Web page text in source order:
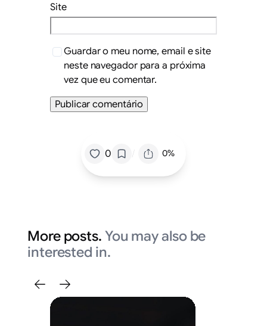
Site
Guardar o meu nome, email e site
neste navegador para a próxima
vez que eu comentar.
0 / 0%
More posts. You may also be
interested in.